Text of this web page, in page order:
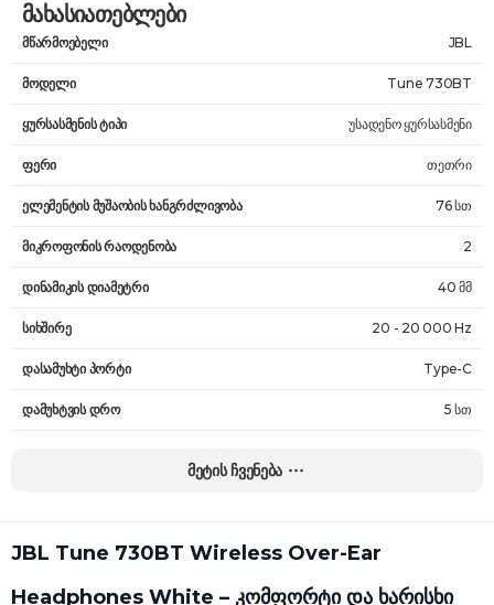
მახასიათებლები
მწარმოებელი JBL
მოდელი Tune 730BT
ყურსასმენის ტიპი უსადენო ყურსასმენი
ფერი თეთრი
ელემენტის მუშაობის ხანგრძლივობა 76 სთ
მიკროფონის რაოდენობა 2
დინამიკის დიამეტრი 40 მმ
სიხშირე 20 - 20 000 Hz
დასამუხტი პორტი Type-C
დამუხტვის დრო 5 სთ
მეტის ჩვენება
JBL Tune 730BT Wireless Over-Ear
Headphones White – კომფორტი და ხარისხი